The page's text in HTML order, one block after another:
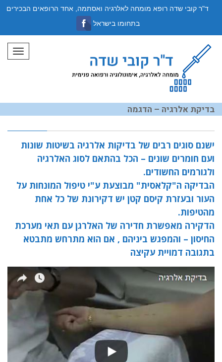
תפריט
בדיקת אלרגיה – הדגמה
ישנם סוגים רבים של בדיקות אלרגיה בשיטות שונות
ועם חומרים שונים – הכל בהתאם לסוג האלרגיה
ולגורמים החשודים.
הבדיקה ה"קלאסית" מבוצעת ע"י טיפול המונחות על
העור ובעזרת קיסם קטן יש דקירונת של כל אחת
מהטיפות.
הדקירה מאפשרת חדירה של האלרגן עם תאי מערכת
החיסון – והמפגש ביניהם , אם הוא מתרחש מתבטא
בתגובה דמויית עקיצה
ד"ר קובי שדה רופא מומחה לאלרגיה ואסתמה, אחד הרופאים הבכירים
בתחומו בישראל